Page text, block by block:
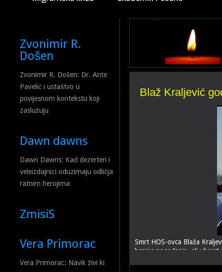
Zvonimir R.
Došen
Zvonimir R. Došen: Dr. Ante
Pavelić i ustaštvo u
povijesnom kontekstu koji
zaslužuju
Dawn dawns
Dawn Dawns: Kad dezerteri i
veleizdajnici oduzimaju odličja
ratnim herojima
ZmisiS
Vera Primorac
Vera Primorac: Navik živi ki